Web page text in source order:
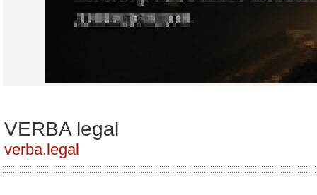
VERBA legal
verba.legal